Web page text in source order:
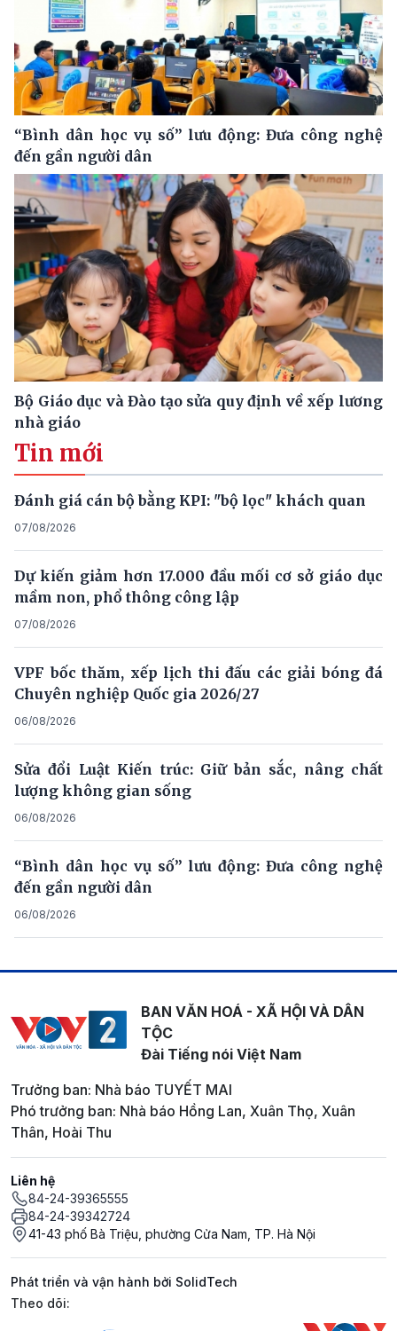
“Bình dân học vụ số” lưu động: Đưa công nghệ
đến gần người dân
Bộ Giáo dục và Đào tạo sửa quy định về xếp lương
nhà giáo
Tin mới
Đánh giá cán bộ bằng KPI: "bộ lọc" khách quan
07/08/2026
Dự kiến giảm hơn 17.000 đầu mối cơ sở giáo dục
mầm non, phổ thông công lập
07/08/2026
VPF bốc thăm, xếp lịch thi đấu các giải bóng đá
Chuyên nghiệp Quốc gia 2026/27
06/08/2026
Sửa đổi Luật Kiến trúc: Giữ bản sắc, nâng chất
lượng không gian sống
06/08/2026
“Bình dân học vụ số” lưu động: Đưa công nghệ
đến gần người dân
06/08/2026
BAN VĂN HOÁ - XÃ HỘI VÀ DÂN
TỘC
Đài Tiếng nói Việt Nam
Trưởng ban: Nhà báo TUYẾT MAI
Phó trưởng ban: Nhà báo Hồng Lan, Xuân Thọ, Xuân
Thân, Hoài Thu
Liên hệ
84-24-39365555
84-24-39342724
41-43 phố Bà Triệu, phường Cửa Nam, TP. Hà Nội
Phát triển và vận hành bởi SolidTech
Mạng xã hội
Theo dõi: